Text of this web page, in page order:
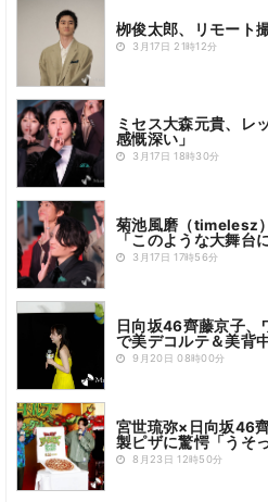
栁俊太郎、リモート
3月17日 21時12分
ミセス大森元貴、レ
感慨深い」
3月17日 18時30分
菊池風磨（timelesz
「このような大舞台
3月17日 17時56分
日向坂46齊藤京子、
で美デコルテ＆美背
9月20日 08時00分
宮世琉弥×日向坂46
製ピザに驚愕「うそ
8月23日 12時50分